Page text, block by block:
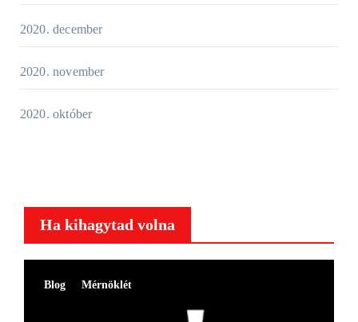
2020. december
2020. november
2020. október
Ha kihagytad volna
Blog Mérnöklét